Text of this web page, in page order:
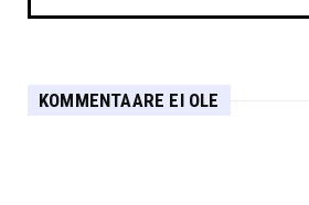
KOMMENTAARE EI OLE